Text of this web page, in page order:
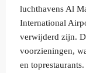
luchthavens Al
International
verwijderd zijn.
voorzieningen,
en